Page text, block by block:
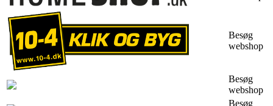
Besøg
webshop
Besøg
webshop
Besøg